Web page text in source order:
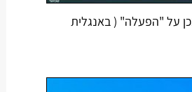
על "הפעלה" ( באנגלית